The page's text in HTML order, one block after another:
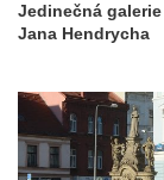
Jedinečná
Jana Hendrycha